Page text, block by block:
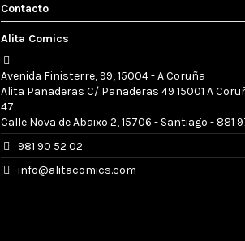
Contacto
Alita Comics
Avenida Finisterre, 99, 15004 - A Coruña
Alita Panaderas C/ Panaderas 49 15001 A
47
Calle Nova de Abaixo 2, 15706 - Santiago - 881
981 90 52 02
info@alitacomics.com